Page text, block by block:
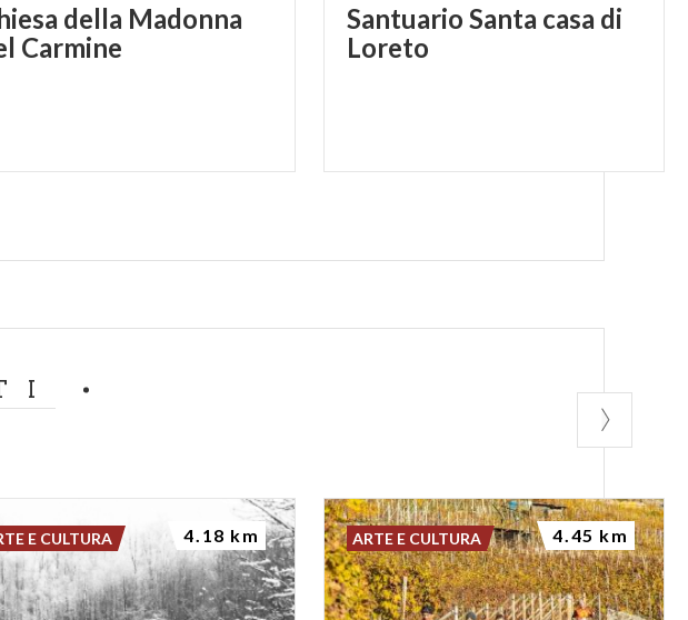
della Madonna
Carmine
Santuario Santa casa di
Loreto
E CULTURA 4.18 km ARTE E CULTURA 4.45 km